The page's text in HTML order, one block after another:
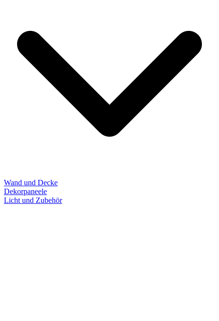
Wand und Decke
Dekorpaneele
Licht und Zubehör